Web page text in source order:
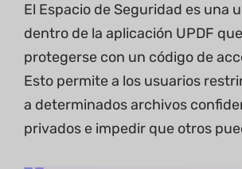
El Espacio de Seguridad es una
dentro de la aplicación UPDF
protegerse con un código de
Esto permite a los usuarios
a determinados archivos
privados e impedir que otros